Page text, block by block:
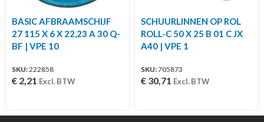
BASIC AFBRAAMSCHIJF
27 115 X 6 X 22,23 A 30 Q-
BF | VPE 10
SKU:222858
€ 2,21 Excl. BTW
SCHUURLINNEN OP ROL
ROLL-C 50 X 25 B 01 C JX
A40 | VPE 1
SKU:705873
€ 30,71 Excl. BTW